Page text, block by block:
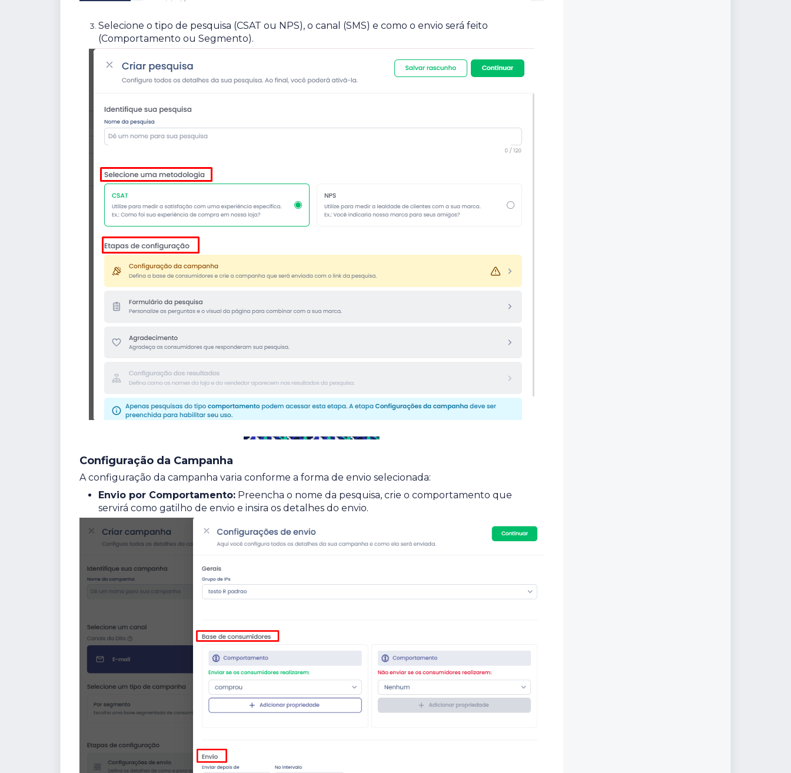
Selecione o tipo de pesquisa (CSAT ou NPS), o canal (SMS) e como o envio será feito
(Comportamento ou Segmento).
Configuração da Campanha
A configuração da campanha varia conforme a forma de envio selecionada:
Envio por Comportamento: Preencha o nome da pesquisa, crie o comportamento que
servirá como gatilho de envio e insira os detalhes do envio.